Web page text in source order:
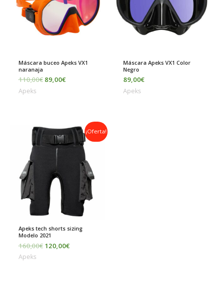
Máscara buceo Apeks VX1
naranaja
110,00€ 89,00€
Apeks
Máscara Apeks VX1 Color
Negro
89,00€
Apeks
¡Oferta!
Apeks tech shorts sizing
Modelo 2021
160,00€
El
precio
original
era:
120,00€
El
precio
actual
120,00€.
Apeks